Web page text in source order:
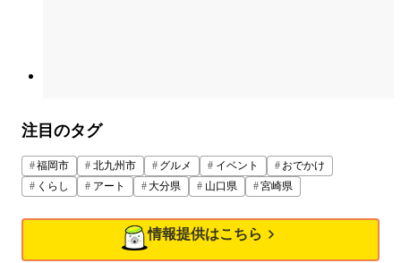
注目のタグ
福岡市 北九州市 グルメ イベント
おでかけ
くらし
アート 大分県 山口県 宮崎県
情報提供はこちら